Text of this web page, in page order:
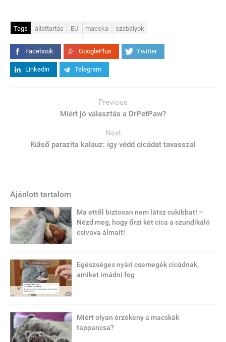
Tags állattartás EU macska szabályok
Facebook GooglePlus Twitter
Linkedin Telegram
Previous
Miért jó választás a DrPetPaw?
Next
Külső parazita kalauz: így védd cicádat tavasszal
Ajánlott tartalom
Ma ettől biztosan nem látsz cukibbat! –
Nézd meg, hogy őrzi két cica a szundikáló
csivava álmait!
Egészséges nyári csemegék cicádnak,
amiket imádni fog
Miért olyan érzékeny a macskák
tappancsa?